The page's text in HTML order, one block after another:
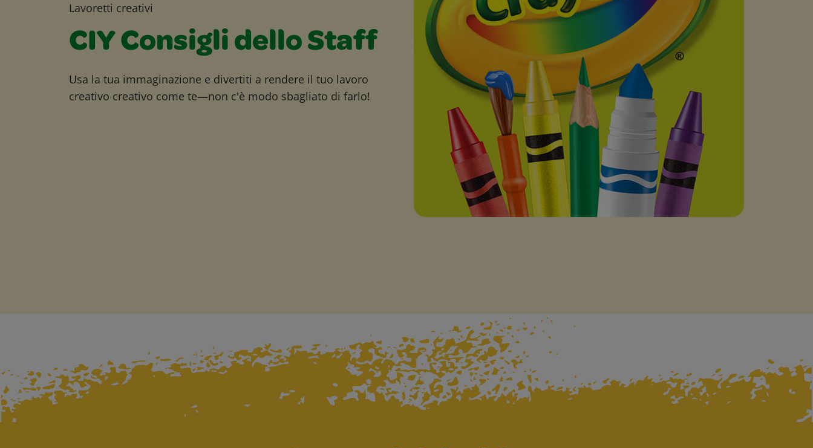
Lavoretti creativi
CIY Consigli dello Staff
Usa la tua immaginazione e divertiti a rendere il tuo lavoro
creativo creativo come te—non c'è modo sbagliato di farlo!